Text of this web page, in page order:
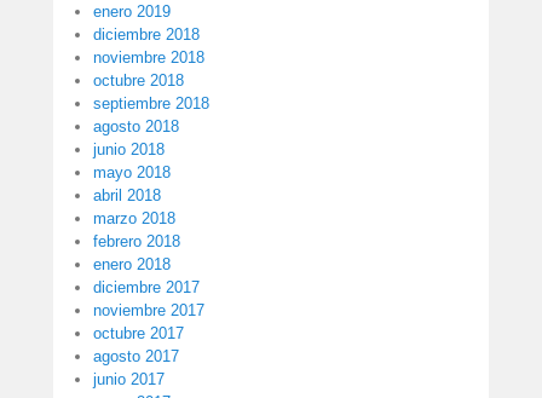
enero 2019
diciembre 2018
noviembre 2018
octubre 2018
septiembre 2018
agosto 2018
junio 2018
mayo 2018
abril 2018
marzo 2018
febrero 2018
enero 2018
diciembre 2017
noviembre 2017
octubre 2017
agosto 2017
junio 2017